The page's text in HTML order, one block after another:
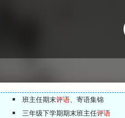
班主任期末评语、寄语集锦
三年级下学期期末班主任评语